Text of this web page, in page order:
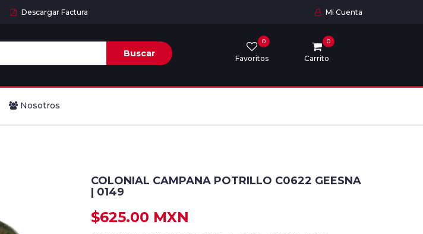
Descargar Factura Mi Cuenta
Buscar Favoritos
0
Carrito
0
Nosotros
COLONIAL CAMPANA POTRILLO C0622 GEESNA
| 0149
$625.00 MXN